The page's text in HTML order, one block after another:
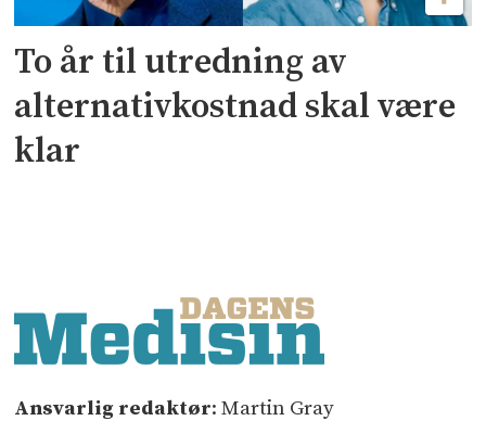
To år til utredning av
alternativkostnad skal være
klar
Ansvarlig redaktør: Martin Gray